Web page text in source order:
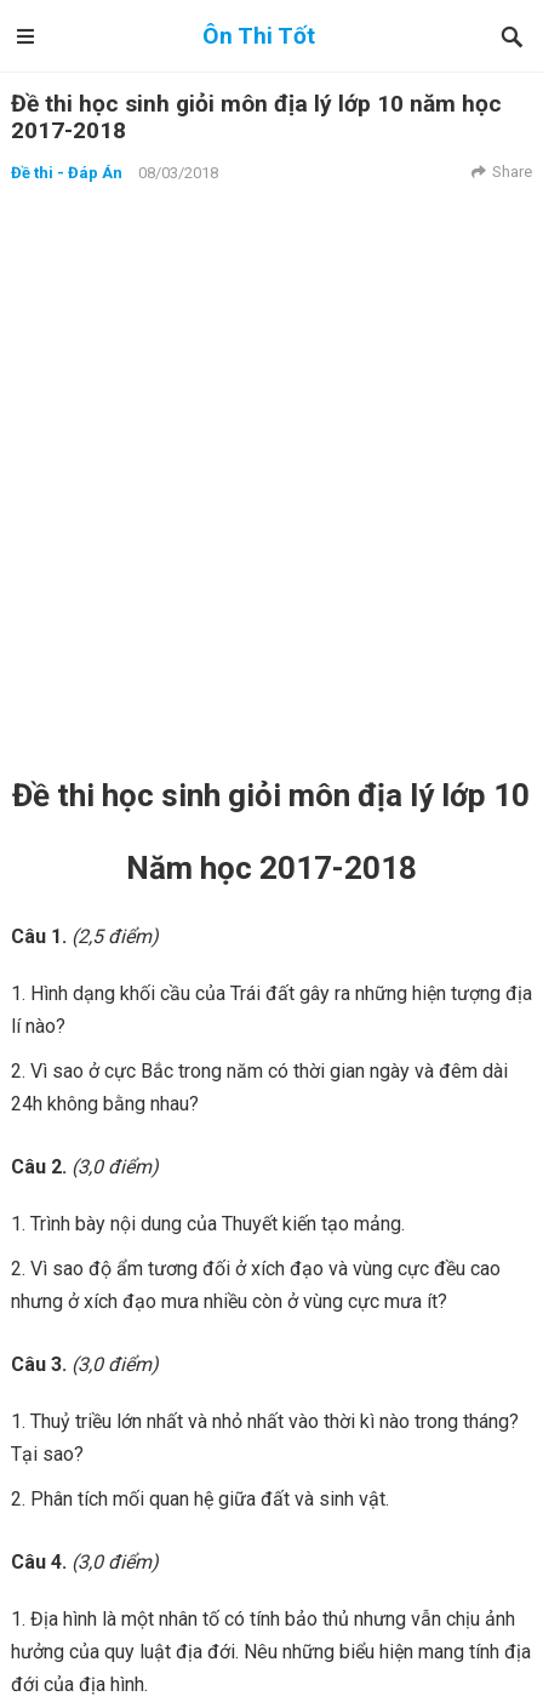
Ôn Thi Tốt
Đề thi học sinh giỏi môn địa lý lớp 10 năm học
2017-2018
Đề thi - Đáp Án 08/03/2018 Share
Đề thi học sinh giỏi môn địa lý lớp 10
Năm học 2017-2018
Câu 1.(2,5 điểm)
Hình dạng khối cầu của Trái đất gây ra những hiện tượng địa
lí nào?
Vì sao ở cực Bắc trong năm có thời gian ngày và đêm dài
24h không bằng nhau?
Câu 2.(3,0 điểm)
Trình bày nội dung của Thuyết kiến tạo mảng.
Vì sao độ ẩm tương đối ở xích đạo và vùng cực đều cao
nhưng ở xích đạo mưa nhiều còn ở vùng cực mưa ít?
Câu 3.(3,0 điểm)
Thuỷ triều lớn nhất và nhỏ nhất vào thời kì nào trong tháng?
Tại sao?
Phân tích mối quan hệ giữa đất và sinh vật.
Câu 4.(3,0 điểm)
Địa hình là một nhân tố có tính bảo thủ nhưng vẫn chịu ảnh
hưởng của quy luật địa đới. Nêu những biểu hiện mang tính địa
đới của địa hình.